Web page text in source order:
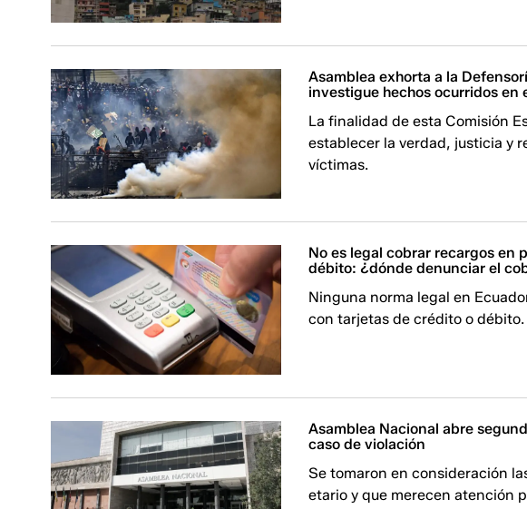
Asamblea exhorta a la
investigue hechos ocurridos en
La finalidad de esta Comisión
establecer la verdad, justicia y
víctimas.
No es legal cobrar recargos en
débito: ¿dónde denunciar el
Ninguna norma legal en
con tarjetas de crédito o débito.
Asamblea Nacional abre
caso de violación
Se tomaron en consideración
etario y que merecen atención